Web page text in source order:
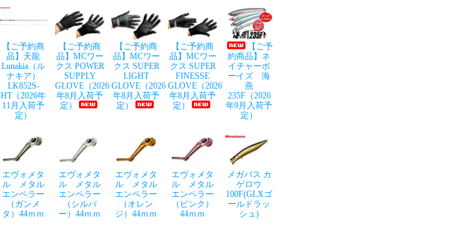
【ご予約商
品】天龍
Lunakia（ル
ナキア）
LK852S-
HT（2026年
11月入荷予
定）
【ご予約商
品】MCワー
クス POWER
SUPPLY
GLOVE（2026
年8月入荷予
定）
【ご予約商
品】MCワー
クス SUPER
LIGHT
GLOVE（2026
年8月入荷予
定）
【ご予約商
品】MCワー
クス SUPER
FINESSE
GLOVE（2026
年8月入荷予
定）
【ご予
約商品】ネ
イチャーボ
ーイズ 海
燕
235F（2026
年9月入荷予
定）
エヴォメタ
ル メタル
エンペラー
（ガンメ
タ）44ｍｍ
エヴォメタ
ル メタル
エンペラー
（シルバ
ー）44ｍｍ
エヴォメタ
ル メタル
エンペラー
（オレン
ジ）44ｍｍ
エヴォメタ
ル メタル
エンペラー
（ピンク）
44ｍｍ
メガバス カ
ゲロウ
100F(GLXゴ
ールドラッ
シュ)